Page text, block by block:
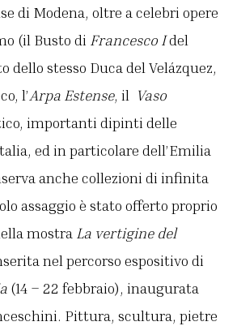
di Modena, oltre a celebri opere
(il Busto di Francesco Idel
stesso Duca del Velázquez,
l’Arpa Estense, il Vaso
importanti dipinti delle
ed in particolare dell’Emilia
anche collezioni di infinita
assaggio è stato offerto proprio
mostra La vertigine del
nel percorso espositivo di
(14 – 22 febbraio), inaugurata
Pittura, scultura, pietre